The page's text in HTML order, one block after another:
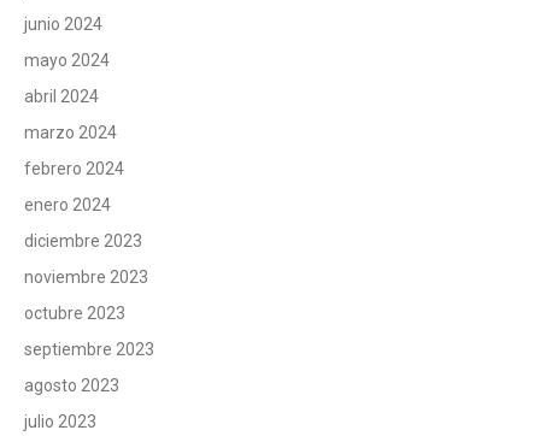
junio 2024
mayo 2024
abril 2024
marzo 2024
febrero 2024
enero 2024
diciembre 2023
noviembre 2023
octubre 2023
septiembre 2023
agosto 2023
julio 2023